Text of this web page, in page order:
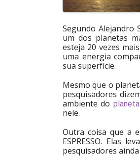
Segundo Alejandro
um dos planetas
esteja 20 vezes
uma energia
sua superfície.
Mesmo que o
pesquisadores
ambiente do
nele.
Outra coisa que a
ESPRESSO. Elas
pesquisadores